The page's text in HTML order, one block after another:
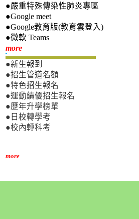
●嚴重特殊傳染性肺炎專區
●Google meet
●Google教育版(教育雲登入)
●微軟 Teams
more新生專區
●新生報到
●招生管道名額
●特色招生報名
●運動績優招生報名
●歷年升學榜單
●日校轉學考
●校內轉科考
more